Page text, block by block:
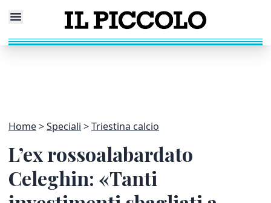
Home Speciali Triestina calcio
L’ex rossoalabardato
Celeghin: «Tanti